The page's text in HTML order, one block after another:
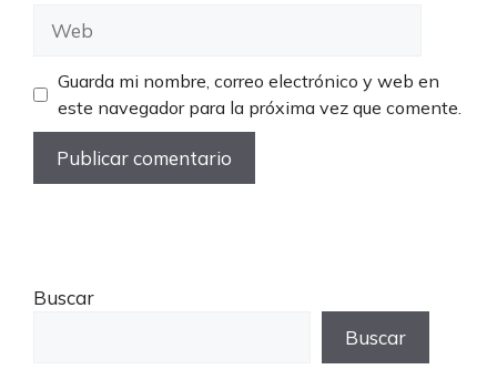
Guarda mi nombre, correo electrónico y web en
este navegador para la próxima vez que comente.
Buscar
Buscar